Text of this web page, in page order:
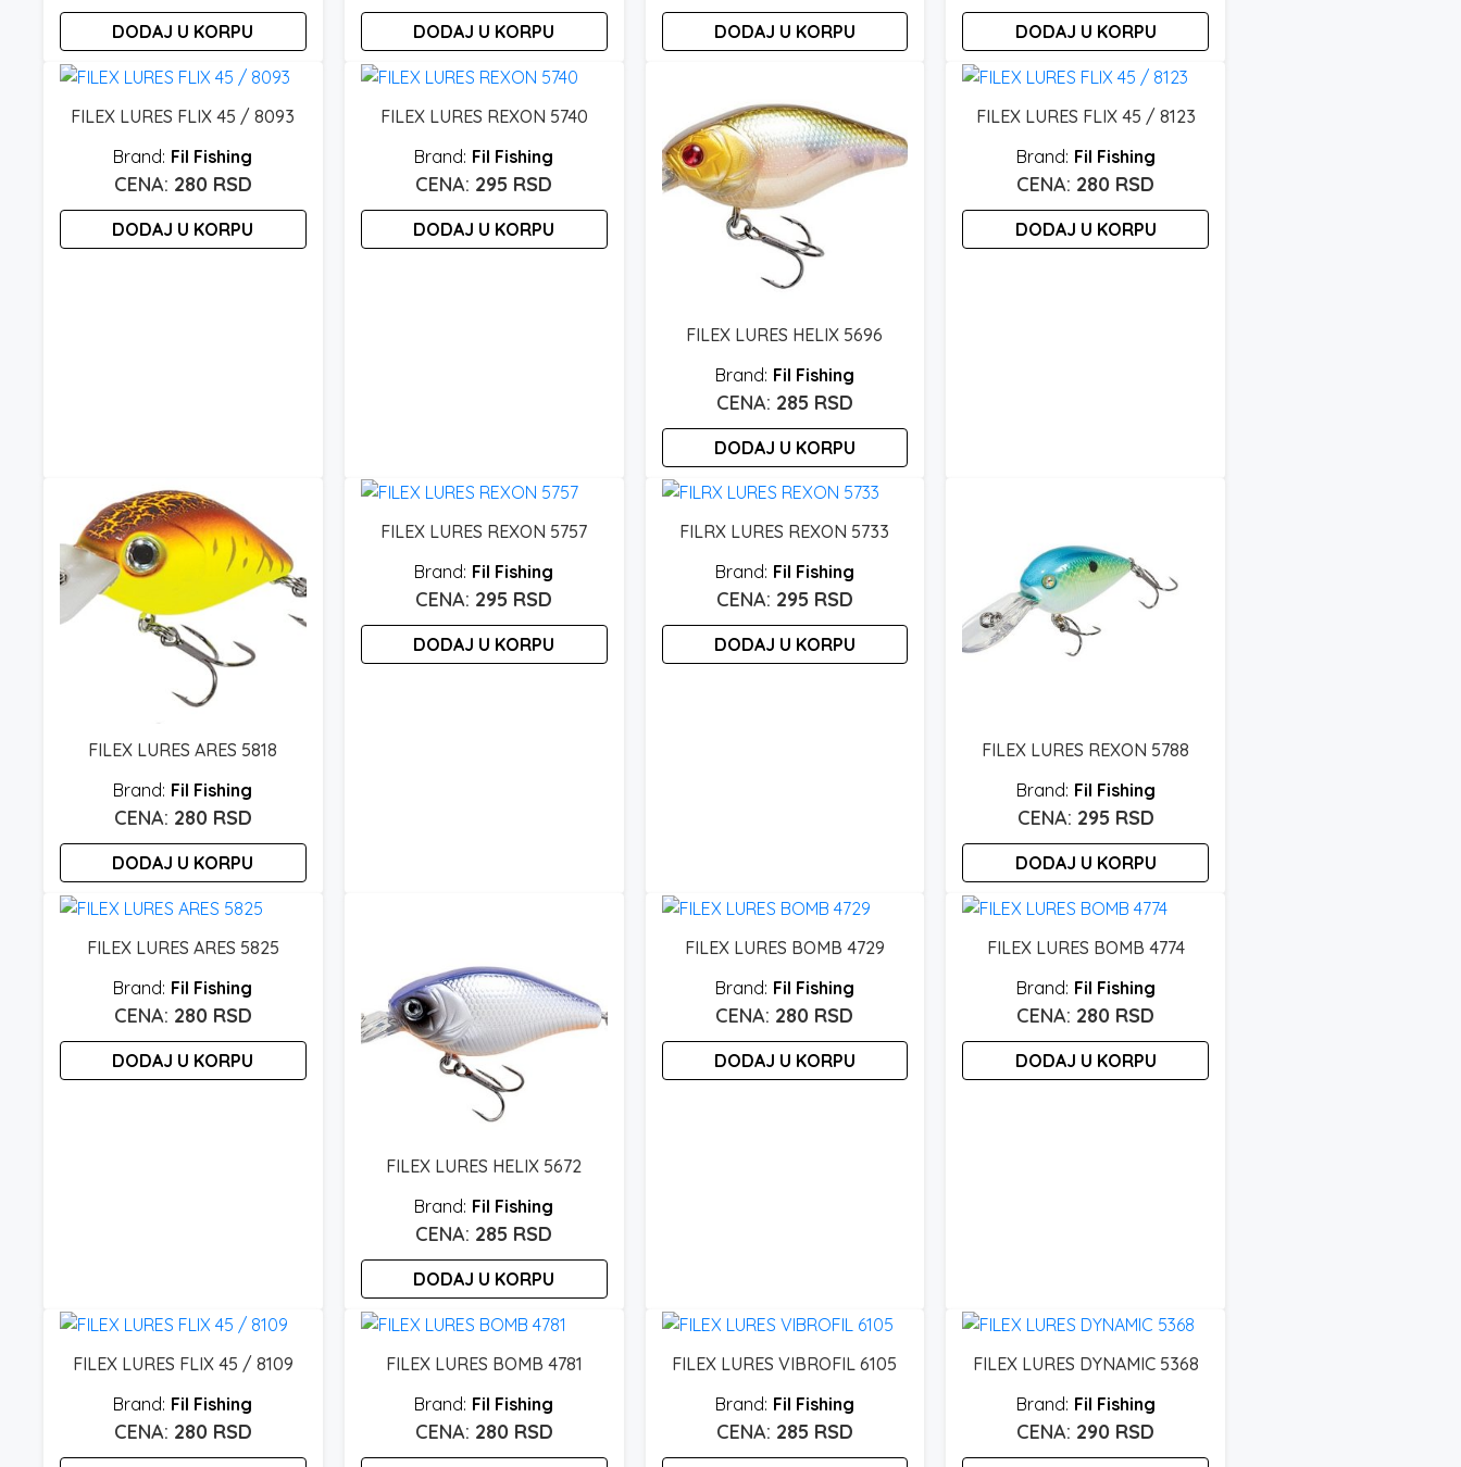
DODAJ U KORPU DODAJ U KORPU DODAJ U KORPU DODAJ U KORPU
FILEX LURES FLIX 45 / 8093
Fil Fishing
280 RSD
DODAJ U KORPU
FILEX LURES REXON 5740
Fil Fishing
295 RSD
DODAJ U KORPU
FILEX LURES HELIX 5696
Fil Fishing
285 RSD
DODAJ U KORPU
FILEX LURES FLIX 45 / 8123
Fil Fishing
280 RSD
DODAJ U KORPU
FILEX LURES ARES 5818
Fil Fishing
280 RSD
DODAJ U KORPU
FILEX LURES REXON 5757
Fil Fishing
295 RSD
DODAJ U KORPU
FILRX LURES REXON 5733
Fil Fishing
295 RSD
DODAJ U KORPU
FILEX LURES REXON 5788
Fil Fishing
295 RSD
DODAJ U KORPU
FILEX LURES ARES 5825
Fil Fishing
280 RSD
DODAJ U KORPU
FILEX LURES HELIX 5672
Fil Fishing
285 RSD
DODAJ U KORPU
FILEX LURES BOMB 4729
Fil Fishing
280 RSD
DODAJ U KORPU
FILEX LURES BOMB 4774
Fil Fishing
280 RSD
DODAJ U KORPU
FILEX LURES FLIX 45 / 8109
Fil Fishing
280 RSD
FILEX LURES BOMB 4781
Fil Fishing
280 RSD
FILEX LURES VIBROFIL 6105
Fil Fishing
285 RSD
FILEX LURES DYNAMIC 5368
Fil Fishing
290 RSD